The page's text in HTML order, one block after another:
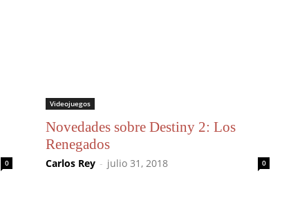
0
Videojuegos
Novedades sobre Destiny 2: Los
Renegados
Carlos Rey - julio 31, 2018 0